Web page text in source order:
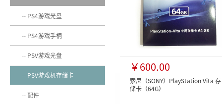
￥600.00
索尼（SONY）PlayStation Vita 存
储卡（64G）
PS4游戏光盘
PS4游戏手柄
PSV游戏光盘
PSV游戏机存储卡
配件